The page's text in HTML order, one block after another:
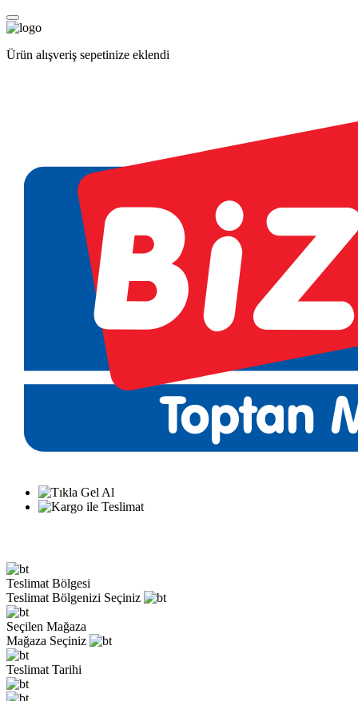
Ürün alışveriş sepetinize eklendi
Teslimat Bölgesi
Teslimat Bölgenizi Seçiniz
Seçilen Mağaza
Mağaza Seçiniz
Teslimat Tarihi